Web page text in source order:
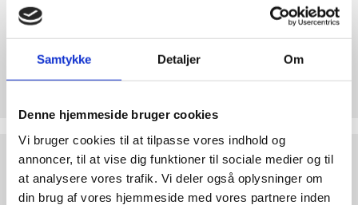
Samtykke Detaljer Om
Denne hjemmeside bruger cookies
Vi bruger cookies til at tilpasse vores indhold og
annoncer, til at vise dig funktioner til sociale medier og til
at analysere vores trafik. Vi deler også oplysninger om
din brug af vores hjemmeside med vores partnere inden
internationalt
3.0:
Nyheder
4.0:
Webshop
Støt Retten til Liv
Test
dine
argumenter